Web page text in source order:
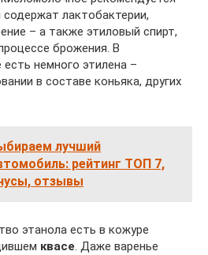
лактобактерии,
– а также этиловый спирт,
брожения. В
немного этилена –
в составе коньяка, других
лучший
рейтинг ТОП 7,
отзывы
этанола есть в кожуре
квасе. Даже варенье